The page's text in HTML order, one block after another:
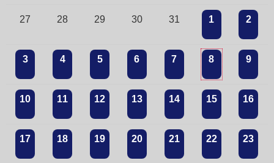
27 28 29 30 31 1 2
3 4 5 6 7 8 9
10 11 12 13 14 15 16
17 18 19 20 21 22 23